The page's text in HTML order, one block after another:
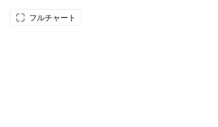
フルチャート